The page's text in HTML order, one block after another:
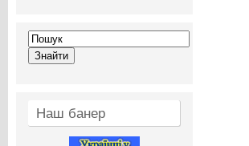
Наш банер